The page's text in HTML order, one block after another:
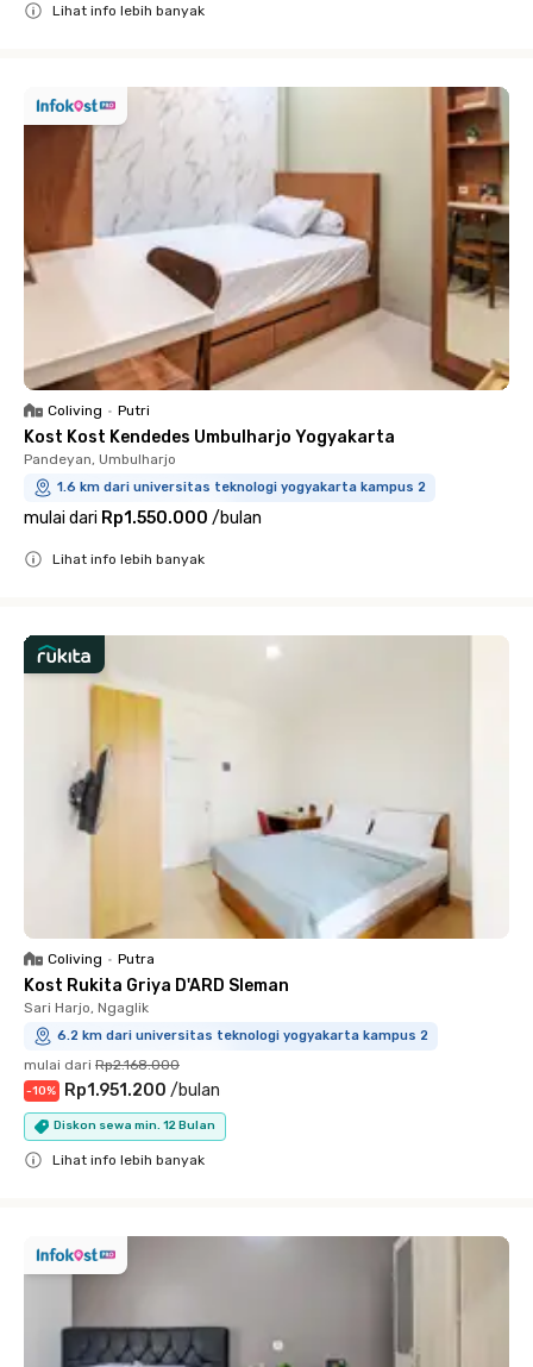
Lihat info lebih banyak
Coliving • Putri
Kost Kost Kendedes Umbulharjo Yogyakarta
Pandeyan, Umbulharjo
1.6 km dari universitas teknologi yogyakarta kampus 2
mulai dari Rp1.550.000 /bulan
Lihat info lebih banyak
Coliving • Putra
Kost Rukita Griya D'ARD Sleman
Sari Harjo, Ngaglik
6.2 km dari universitas teknologi yogyakarta kampus 2
mulai dari Rp2.168.000
-10% Rp1.951.200 /bulan
Diskon sewa min. 12 Bulan
Lihat info lebih banyak